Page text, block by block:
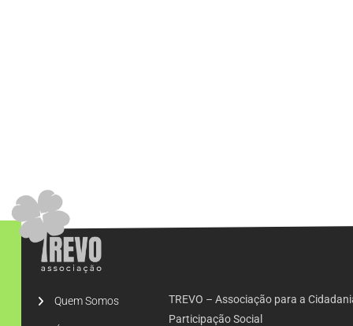
Quem Somos
TREVO – Associação para a
Participação Social